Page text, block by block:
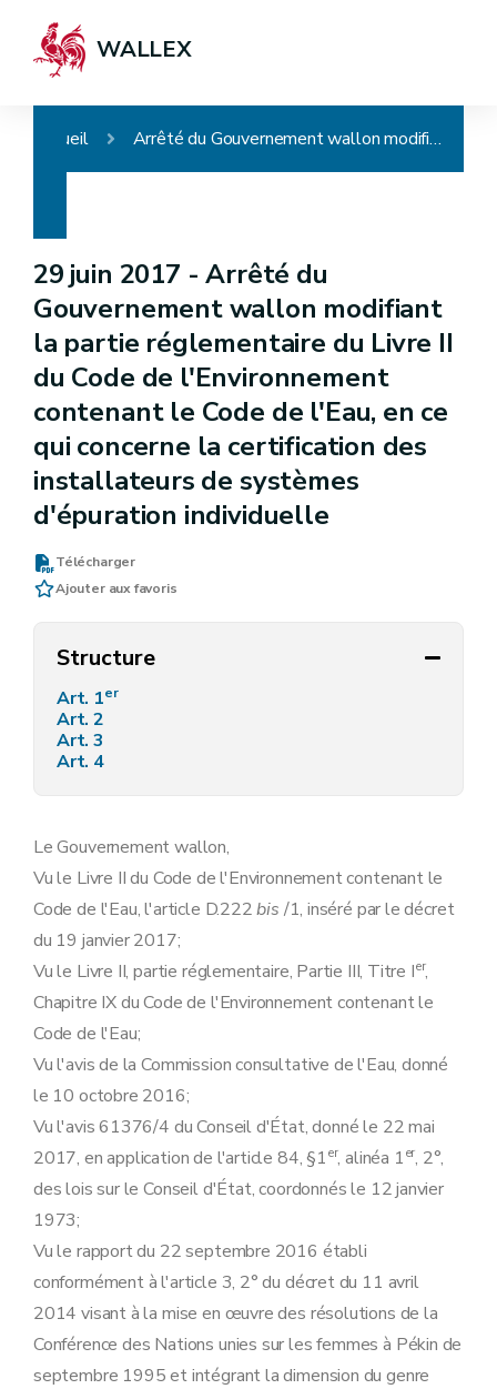
WALLEX
Accueil Arrêté du Gouvernement wallon modifiant la partie réglementaire du Livre II du Code de l'Environnement contenant le Code de l'Eau, en ce qui concerne la certification des installateurs de systèmes d'épuration individuelle
29 juin 2017 -Arrêté du
Gouvernement wallon modifiant
la partie réglementaire du Livre II
du Code de l'Environnement
contenant le Code de l'Eau, en ce
qui concerne la certification des
installateurs de systèmes
d'épuration individuelle
Télécharger
Ajouter aux favoris
Structure
Art. 1er
Art. 2
Art. 3
Art. 4
Le Gouvernement wallon,
Vu le Livre II du Code de l'Environnement contenant le
Code de l'Eau, l'article D.222bis /1, inséré par le décret
du 19 janvier 2017;
Vu le Livre II, partie réglementaire, Partie III, Titre Ier,
Chapitre IX du Code de l'Environnement contenant le
Code de l'Eau;
Vu l'avis de la Commission consultative de l'Eau, donné
le 10 octobre 2016;
Vu l'avis 61376/4 du Conseil d'État, donné le 22 mai
2017, en application de l'article 84, §1er, alinéa 1er, 2°,
des lois sur le Conseil d'État, coordonnés le 12 janvier
1973;
Vu le rapport du 22 septembre 2016 établi
conformément à l'article 3, 2° du décret du 11 avril
2014 visant à la mise en œuvre des résolutions de la
Conférence des Nations unies sur les femmes à Pékin de
septembre 1995 et intégrant la dimension du genre